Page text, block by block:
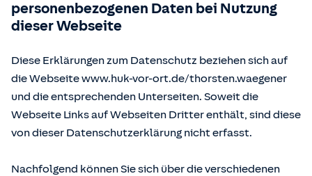
personenbezogenen Daten bei Nutzung
dieser Webseite
Diese Erklärungen zum Datenschutz beziehen sich auf
die Webseite www.huk-vor-ort.de/thorsten.waegener
und die entsprechenden Unterseiten. Soweit die
Webseite Links auf Webseiten Dritter enthält, sind diese
von dieser Datenschutzerklärung nicht erfasst.
Nachfolgend können Sie sich über die verschiedenen